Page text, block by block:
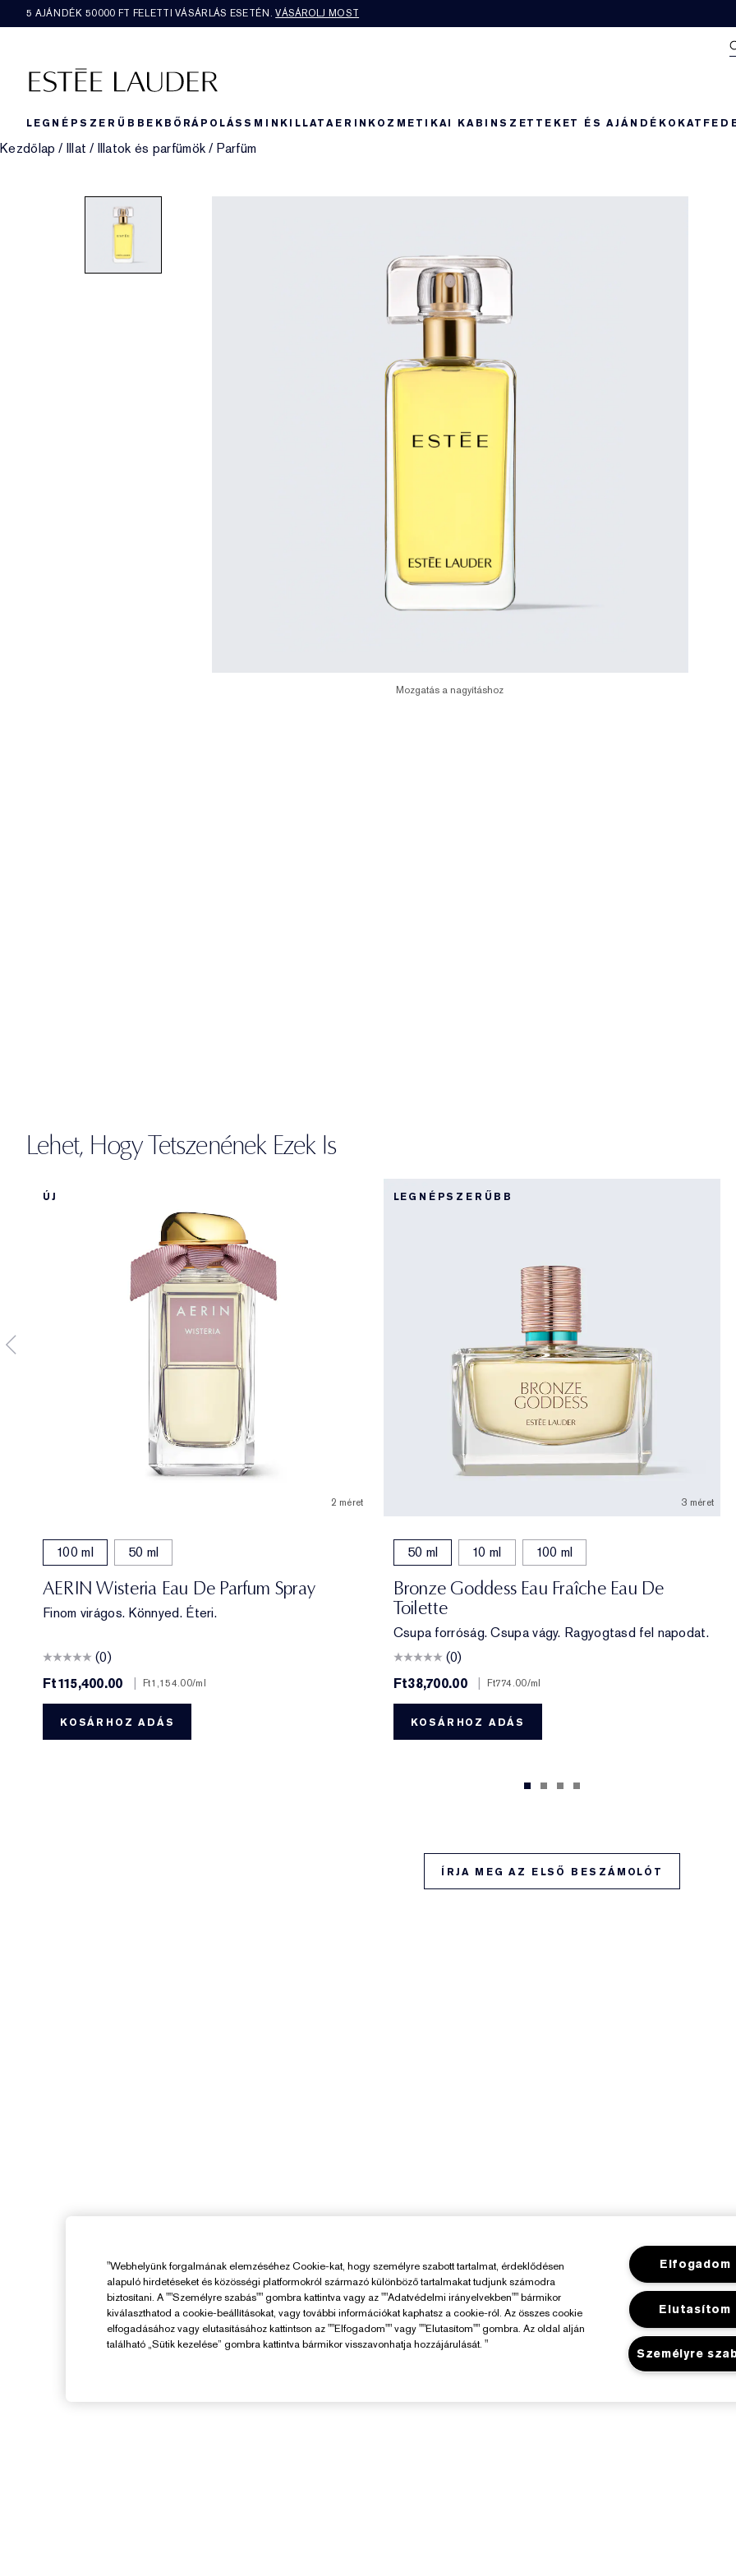
5 AJÁNDÉK 50000​ FT FELETTI VÁSÁRLÁS ESETÉN.VÁSÁROLJ MOST
LEGNÉPSZERŰBBEKBŐRÁPOLÁSSMINKILLATAERIN KOZMETIKAI KABINSZETTEKET ÉS AJÁNDÉKOKAT
Kezdőlap / Illat / Illatok és parfümök / Parfüm
Mozgatás a nagyításhoz
Lehet, Hogy Tetszenének Ezek Is
ÚJ
2 méret
100 ml 50 ml
AERIN Wisteria Eau De Parfum Spray
Finom virágos. Könnyed. Éteri.
(0)
Ft115,400.00
| Ft1,154.00/ml
KOSÁRHOZ ADÁS
LEGNÉPSZERŰBB
3 méret
50 ml 10 ml 100 ml
Bronze Goddess Eau Fraîche Eau De
Toilette
Csupa forróság. Csupa vágy. Ragyogtasd fel napodat.
(0)
Ft38,700.00
| Ft774.00/ml
KOSÁRHOZ ADÁS
ÍRJA MEG AZ ELSŐ BESZÁMOLÓT
"Webhelyünk forgalmának elemzéséhez Cookie-kat, hogy személyre szabott tartalmat, érdeklődésen
alapuló hirdetéseket és közösségi platformokról származó különböző tartalmakat tudjunk számodra
biztosítani. A ""Személyre szabás"" gombra kattintva vagy az ""Adatvédelmi irányelvekben"" bármikor
kiválaszthatod a cookie-beállításokat, vagy további információkat kaphatsz a cookie-ról. Az összes cookie
elfogadásához vagy elutasításához kattintson az ""Elfogadom"" vagy ""Elutasítom"" gombra. Az oldal alján
található „Sütik kezelése” gombra kattintva bármikor visszavonhatja hozzájárulását. "
Elfogadom
Elutasítom
Személyre